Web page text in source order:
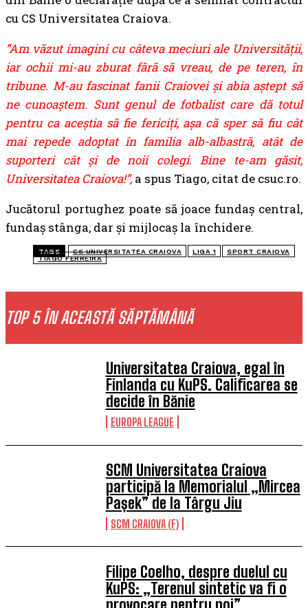
TOP 5 ÎN ACEASTĂ SĂPTĂMÂNĂ
Universitatea Craiova, egal în
Finlanda cu KuPS. Calificarea se
decide în Bănie
EUROPA LEAGUE
SCM Universitatea Craiova
participă la Memorialul „Mircea
Pașek” de la Târgu Jiu
SCM CRAIOVA (F)
Filipe Coelho, despre duelul cu
KuPS: „Terenul sintetic va fi o
cu CS Universitatea Craiova.
”Am văzut imagini cu câteva meciuri ale Universității,
iar ochii mi-au zburat fără să vreau, de pe teren, în
tribune. M-au fascinat fanii Craiovei și abia aștept să
ne cunoaștem. Sunt genul de fotbalist care dă totul
pentru ca aceștia să fie fericiți, așa că sper să fiu cât
mai repede adoptat în familia alb-albastră, atât de
suporteri cât și de noii colegi. Bine te-am găsit,
Universitatea Craiova!”, a spus Tiago, citat de csuc.ro.
Jucătorul portughez poate să joace fundaș central,
fundaș stânga, dar și mijlocaș la închidere.
TAGS CS UNIVERSITATEA CRAIOVA LIGA 1
SPORT CRAIOVA
TIAGO FERREIRA